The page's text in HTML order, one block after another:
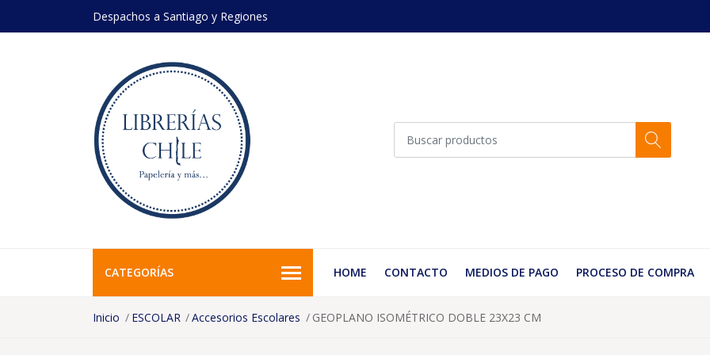
Despachos a Santiago y Regiones
CATEGORÍAS HOME CONTACTO MEDIOS DE PAGO PROCESO DE COMPRA
Inicio ESCOLAR Accesorios Escolares GEOPLANO ISOMÉTRICO DOBLE 23X23 CM